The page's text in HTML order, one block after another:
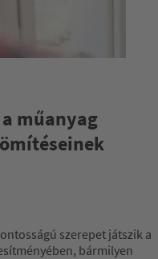
műanyag
szerepet játszik a
bármilyen